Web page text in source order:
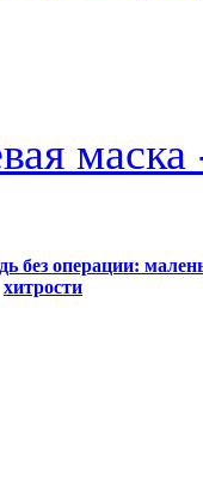
без операции:
хитрости